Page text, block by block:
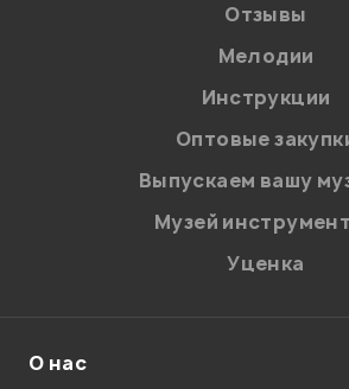
на обработку
Политикой в
персональных данных.
Введите проверочное число:
Отправить
Отзывы
Мелодии
Инструкции
Оптовые
Выпускаем вашу
Музей
Уценка
О нас